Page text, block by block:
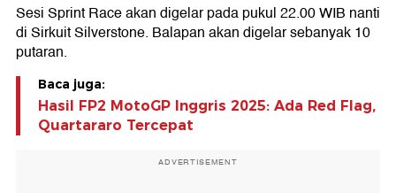
Sesi Sprint Race akan digelar pada pukul 22.00 WIB nanti
di Sirkuit Silverstone. Balapan akan digelar sebanyak 10
putaran.
Baca juga:
Hasil FP2 MotoGP Inggris 2025: Ada Red Flag,
Quartararo Tercepat
ADVERTISEMENT